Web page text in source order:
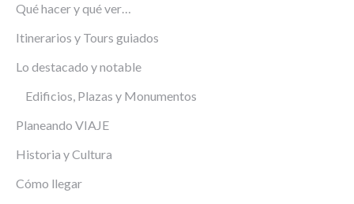
Qué hacer y qué ver…
Itinerarios y Tours guiados
Lo destacado y notable
Edificios, Plazas y Monumentos
Planeando VIAJE
Historia y Cultura
Cómo llegar